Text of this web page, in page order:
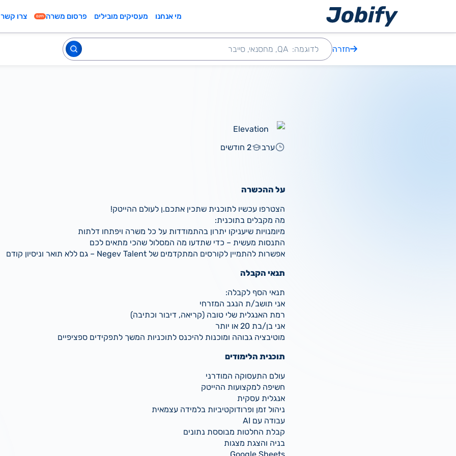
מי אנחנו מעסיקים מובילים פרסום משרה חינם צרו קשר
חזרה
Elevation
ערב
2 חודשים
על ההכשרה
הצטרפו עכשיו לתוכנית שתכין אתכם.ן לעולם ההייטק!
מה מקבלים בתוכנית:
מיומנויות שיעניקו יתרון בהתמודדות על כל משרה ויפתחו דלתות
התנסות מעשית – כדי שתדעו מה המסלול שהכי מתאים לכם
אפשרות להתמיין לקורסים המתקדמים של Negev Talent – גם ללא תואר וניסיון קודם
תנאי הקבלה
תנאי הסף לקבלה:
אני תושב/ת הנגב המזרחי
רמת האנגלית שלי טובה (קריאה, דיבור וכתיבה)
אני בן/בת 20 או יותר
מוטיבציה גבוהה ומוכנות להיכנס לתוכניות המשך לתפקידים ספציפיים
תוכנית הלימודים
עולם התעסוקה המודרני
חשיפה למקצועות ההייטק
אנגלית עסקית
ניהול זמן ופרודוקטיביות בלמידה עצמאית
עבודה עם AI
קבלת החלטות מבוססת נתונים
בניה והצגת מצגות
Google Sheets